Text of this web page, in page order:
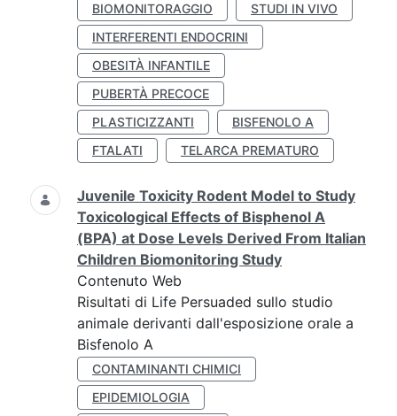
BIOMONITORAGGIO
STUDI IN VIVO
INTERFERENTI ENDOCRINI
OBESITÀ INFANTILE
PUBERTÀ PRECOCE
PLASTICIZZANTI
BISFENOLO A
FTALATI
TELARCA PREMATURO
Juvenile Toxicity Rodent Model to Study
Toxicological Effects of Bisphenol A
(BPA) at Dose Levels Derived From Italian
Children Biomonitoring Study
Contenuto Web
Risultati di Life Persuaded sullo studio
animale derivanti dall'esposizione orale a
Bisfenolo A
CONTAMINANTI CHIMICI
EPIDEMIOLOGIA